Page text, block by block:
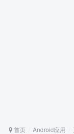
首页 Android应用